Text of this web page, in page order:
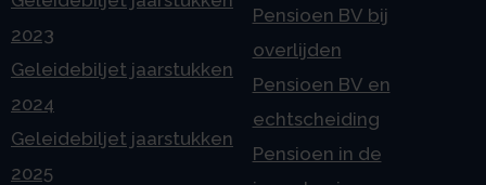
2023
Geleidebiljet jaarstukken
2024
Geleidebiljet jaarstukken
2025
Pensioen BV bij
overlijden
Pensioen BV en
echtscheiding
Pensioen in de